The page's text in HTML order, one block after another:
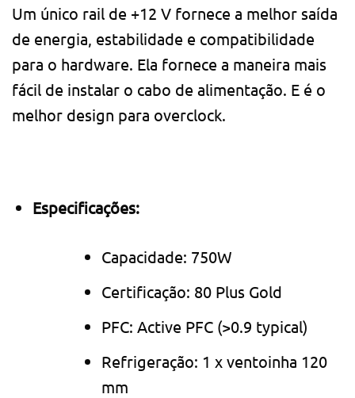
Um único rail de +12 V fornece a melhor saída
de energia, estabilidade e compatibilidade
para o hardware. Ela fornece a maneira mais
fácil de instalar o cabo de alimentação. E é o
melhor design para overclock.
Especificações:
Capacidade: 750W
Certificação: 80 Plus Gold
PFC: Active PFC (>0.9 typical)
Refrigeração: 1 x ventoinha 120
mm